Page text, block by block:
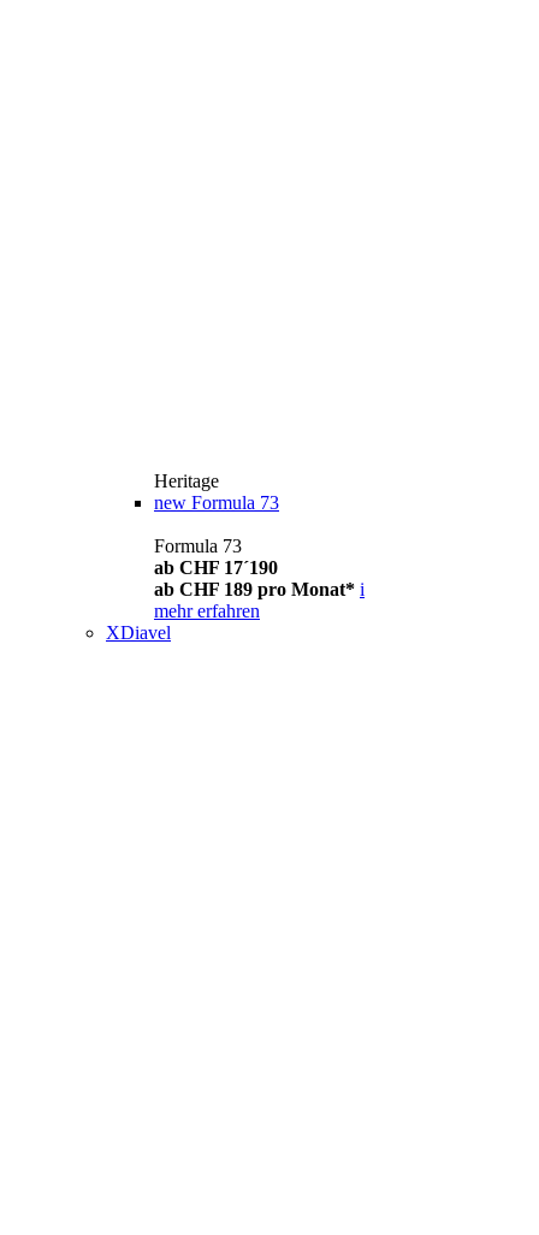
Heritage
new Formula 73
Formula 73
ab CHF 17´190
ab CHF 189 pro Monat* i
mehr erfahren
XDiavel